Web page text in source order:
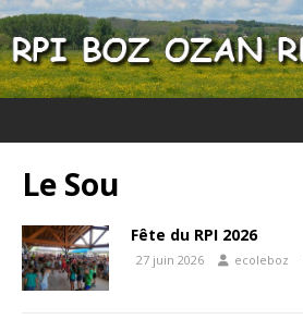
Le Sou
Fête du RPI 2026
27 juin 2026 ecoleboz